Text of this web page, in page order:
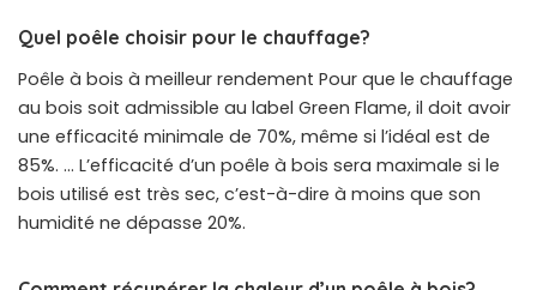
Quel poêle choisir pour le chauffage?
Poêle à bois à meilleur rendement Pour que le chauffage
au bois soit admissible au label Green Flame, il doit avoir
une efficacité minimale de 70%, même si l’idéal est de
85%. … L’efficacité d’un poêle à bois sera maximale si le
bois utilisé est très sec, c’est-à-dire à moins que son
humidité ne dépasse 20%.